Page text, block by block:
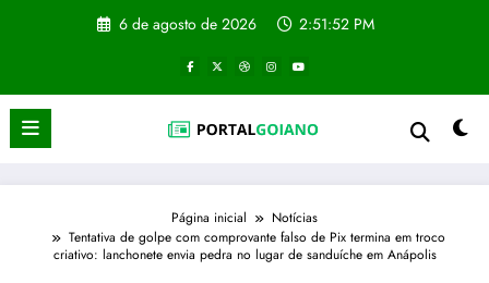
6 de agosto de 2026 2:51:53 PM
Página inicial
Notícias
Tentativa de golpe com comprovante falso de Pix termina em troco
criativo: lanchonete envia pedra no lugar de sanduíche em Anápolis